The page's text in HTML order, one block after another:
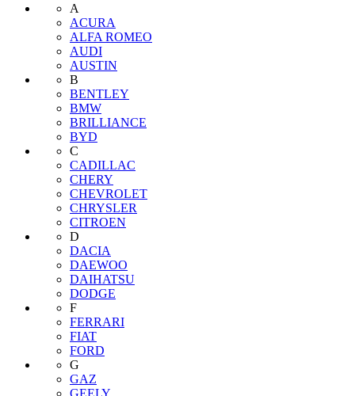
A
ACURA
ALFA ROMEO
AUDI
AUSTIN
B
BENTLEY
BMW
BRILLIANCE
BYD
C
CADILLAC
CHERY
CHEVROLET
CHRYSLER
CITROEN
D
DACIA
DAEWOO
DAIHATSU
DODGE
F
FERRARI
FIAT
FORD
G
GAZ
GEELY